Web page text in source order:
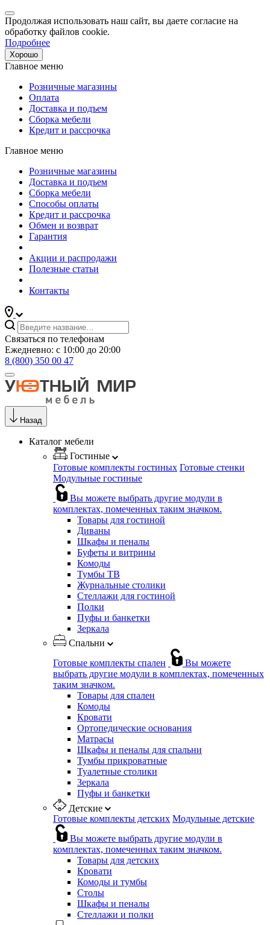
Продолжая использовать наш сайт, вы даете согласие на
обработку файлов cookie.
Подробнее
Хорошо
Главное меню
Розничные магазины
Оплата
Доставка и подъем
Сборка мебели
Кредит и рассрочка
Главное меню
Розничные магазины
Доставка и подъем
Сборка мебели
Способы оплаты
Кредит и рассрочка
Обмен и возврат
Гарантия
Акции и распродажи
Полезные статьи
Контакты
Связаться по телефонам
Ежедневно: с 10:00 до 20:00
8 (800) 350 00 47
Назад
Каталог мебели
Гостиные
Готовые комплекты гостиных Готовые стенки
Модульные гостиные
Вы можете выбрать другие модули в
комплектах, помеченных таким значком.
Товары для гостиной
Диваны
Шкафы и пеналы
Буфеты и витрины
Комоды
Тумбы ТВ
Журнальные столики
Стеллажи для гостиной
Полки
Пуфы и банкетки
Зеркала
Спальни
Готовые комплекты спален
Вы можете
выбрать другие модули в комплектах, помеченных
таким значком.
Товары для спален
Комоды
Кровати
Ортопедические основания
Матрасы
Шкафы и пеналы для спальни
Тумбы прикроватные
Туалетные столики
Зеркала
Пуфы и банкетки
Детские
Готовые комплекты детских Модульные детские
Вы можете выбрать другие модули в
комплектах, помеченных таким значком.
Товары для детских
Кровати
Комоды и тумбы
Столы
Шкафы и пеналы
Стеллажи и полки